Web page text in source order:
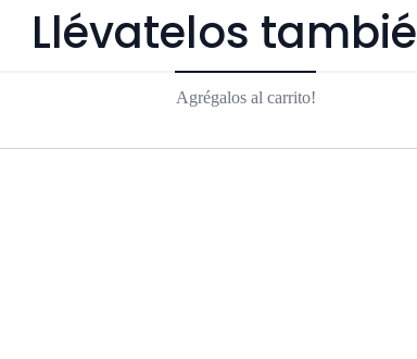
Llévatelos
Agrégalos al carrito!